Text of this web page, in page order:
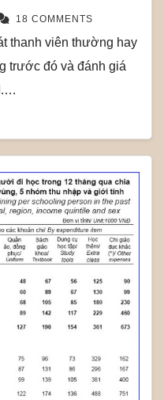
18 COMMENTS
thanh viên thường hay
trước đó và đánh giá